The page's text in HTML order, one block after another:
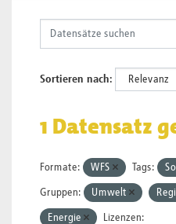
Sortieren nach
1 Datensatz
Formate: WFS Tags:
Gruppen: Umwelt
Energie
Lizenzen: